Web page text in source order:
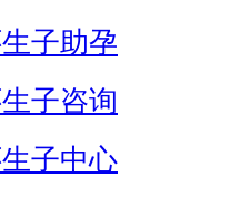
子助孕
子咨询
子中心